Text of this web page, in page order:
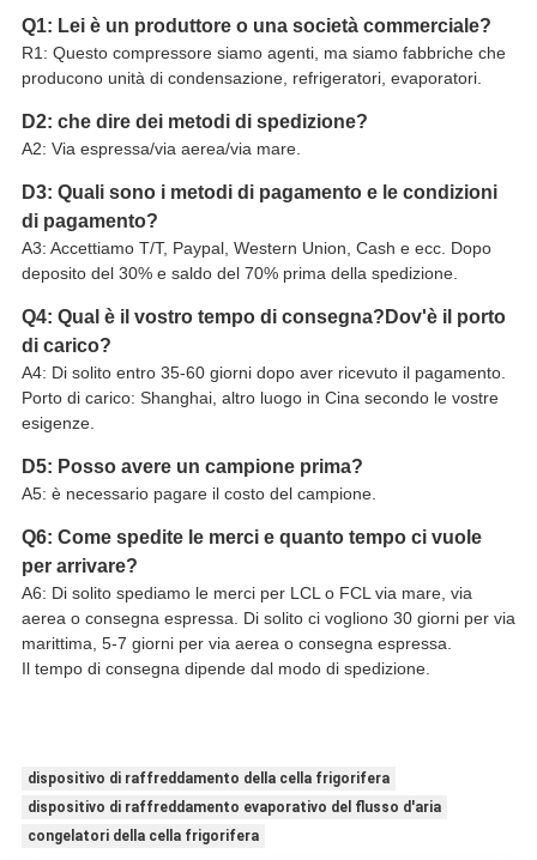
Q1: Lei è un produttore o una società commerciale?
R1: Questo compressore siamo agenti, ma siamo fabbriche che
producono unità di condensazione, refrigeratori, evaporatori.
D2: che dire dei metodi di spedizione?
A2: Via espressa/via aerea/via mare.
D3: Quali sono i metodi di pagamento e le condizioni
di pagamento?
A3: Accettiamo T/T, Paypal, Western Union, Cash e ecc. Dopo
deposito del 30% e saldo del 70% prima della spedizione.
Q4: Qual è il vostro tempo di consegna?Dov'è il porto
di carico?
A4: Di solito entro 35-60 giorni dopo aver ricevuto il pagamento.
Porto di carico: Shanghai, altro luogo in Cina secondo le vostre
esigenze.
D5: Posso avere un campione prima?
A5: è necessario pagare il costo del campione.
Q6: Come spedite le merci e quanto tempo ci vuole
per arrivare?
A6: Di solito spediamo le merci per LCL o FCL via mare, via
aerea o consegna espressa. Di solito ci vogliono 30 giorni per via
marittima, 5-7 giorni per via aerea o consegna espressa.
Il tempo di consegna dipende dal modo di spedizione.
dispositivo di raffreddamento della cella frigorifera
dispositivo di raffreddamento evaporativo del flusso d'aria
congelatori della cella frigorifera